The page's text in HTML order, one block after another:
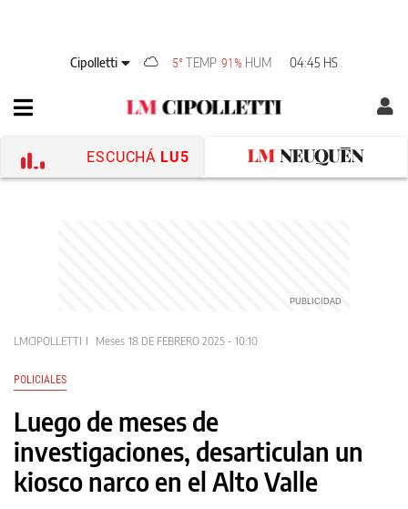
Cipolletti 5°TEMP 91% HUM 04:45 HS
ESCUCHÁ LU5
LMCIPOLLETTI Meses 18 DE FEBRERO 2025 - 10:10
POLICIALES
Luego de meses de
investigaciones, desarticulan un
kiosco narco en el Alto Valle